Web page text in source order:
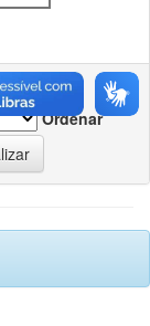
por
Ordenar